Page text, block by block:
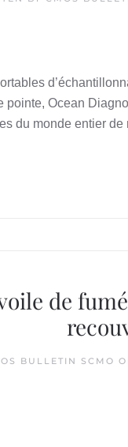
pointe, Ocean
du monde entier
de
BULLETIN SCMO